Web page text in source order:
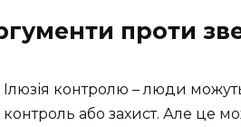
проти
Ілюзія контролю – люди
контроль або захист. Але це